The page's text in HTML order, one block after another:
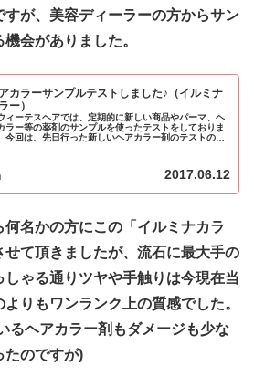
すが、美容ディーラーの方からサン
会がありました。
カラーサンプルテストしました♪（イルミナ
ー）
ィーテスヘアでは、定期的に新しい商品やパーマ、ヘ
ラー等の薬剤のサンプルを使ったテストをしておりま
今回は、先日行った新しいヘアカラー剤のテストの様
2017.06.12
名かの方にこの「イルミナカラ
せて頂きましたが、流石に最大手の
しゃる通りツヤや手触りは今現在当
りもワンランク上の質感でした。
るヘアカラー剤もダメージも少な
たのですが)